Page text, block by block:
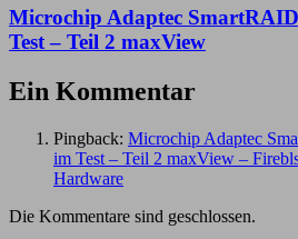
Microchip Adaptec
Test – Teil 2 maxView
Ein Kommentar
Pingback: Microchip Adaptec
im Test – Teil 2 maxView –
Hardware
Die Kommentare sind geschlossen.